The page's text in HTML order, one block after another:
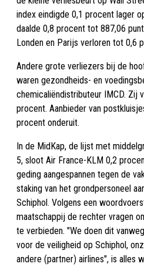
index eindigde 0,1 procent lager
daalde 0,8 procent tot 887,06
Londen en Parijs verloren tot 0,6
Andere grote verliezers bij de
waren gezondheids- en
chemicaliëndistributeur IMCD. Zij
procent. Aanbieder van
procent onderuit.
In de MidKap, de lijst met
5, sloot Air France-KLM 0,2
geding aangespannen tegen de
staking van het grondpersoneel
Schiphol. Volgens een
maatschappij de rechter vragen
te verbieden. "We doen dit
voor de veiligheid op Schiphol,
andere (partner) airlines", is alles